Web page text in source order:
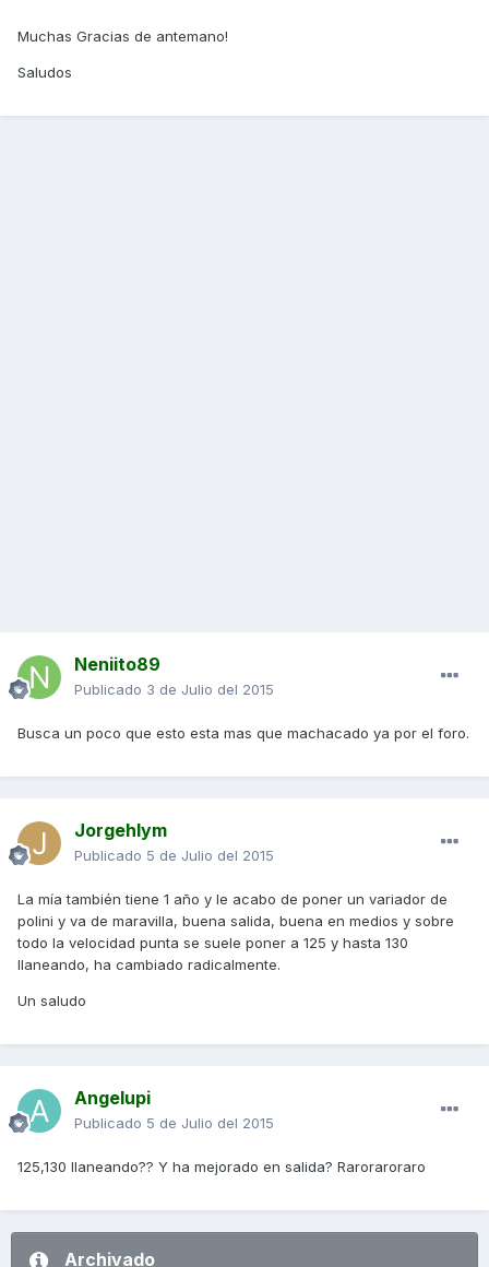
Muchas Gracias de antemano!
Saludos
Neniito89
Publicado 3 de Julio del 2015
Busca un poco que esto esta mas que machacado ya por el foro.
Jorgehlym
Publicado 5 de Julio del 2015
La mía también tiene 1 año y le acabo de poner un variador de
polini y va de maravilla, buena salida, buena en medios y sobre
todo la velocidad punta se suele poner a 125 y hasta 130
llaneando, ha cambiado radicalmente.
Un saludo
Angelupi
Publicado 5 de Julio del 2015
125,130 llaneando?? Y ha mejorado en salida? Raroraroraro
Archivado